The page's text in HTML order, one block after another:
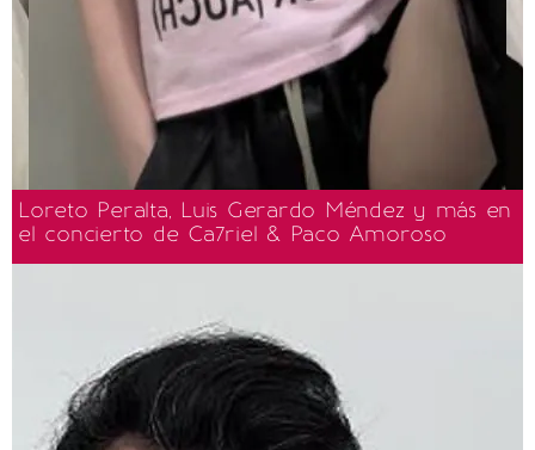
Loreto Peralta, Luis Gerardo Méndez y más en
el concierto de Ca7riel & Paco Amoroso